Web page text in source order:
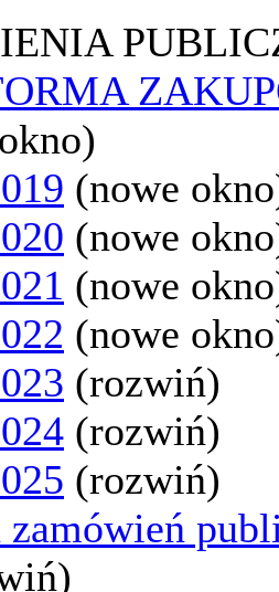
(nowe
(nowe
(nowe
(nowe
(rozwiń)
(rozwiń)
(rozwiń)
zamówień